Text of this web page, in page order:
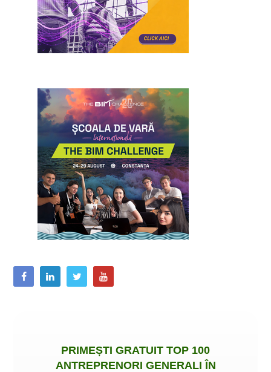
PRIMEȘTI GRATUIT TOP 100
ANTREPRENORI GENERALI ÎN